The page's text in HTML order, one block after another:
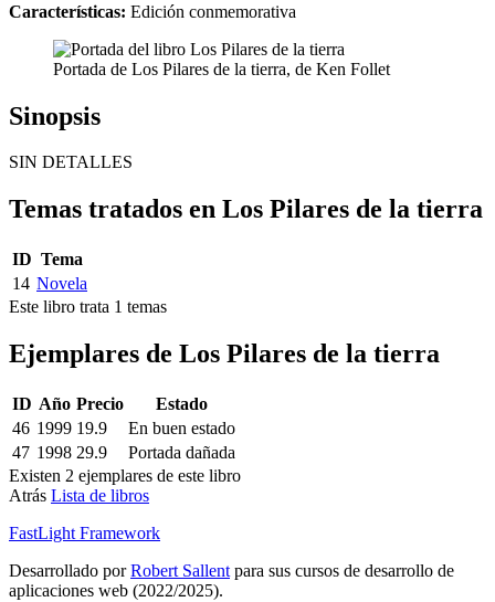
Características: Edición conmemorativa
Portada de Los Pilares de la tierra, de Ken Follet
Sinopsis
SIN DETALLES
Temas tratados en Los Pilares de la tierra
ID Tema
14 Novela
Este libro trata 1 temas
Ejemplares de Los Pilares de la tierra
ID Año Precio
Estado
46 1999 19.9
En buen estado
47 1998 29.9
Portada dañada
Existen 2 ejemplares de este libro
Atrás Lista de libros
FastLight Framework
Desarrollado porRobert Sallent para sus cursos de desarrollo de
aplicaciones web (2022/2025).